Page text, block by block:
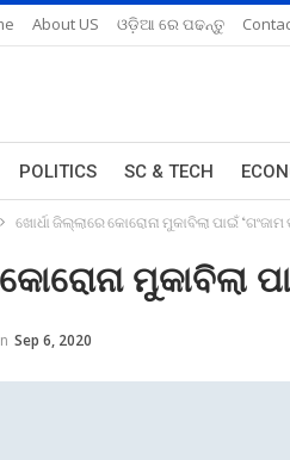
About US ଓଡ଼ିଆ ରେ ପଢନ୍ତୁ
POLITICS SC & TECH
ଖୋର୍ଧା ଜିଲ୍ଲାରେ କୋରୋନା ମୁକାବିଲା ପାଇଁ ‘ଗଂଜାମ
ମୁକାବିଲା
Sep 6, 2020